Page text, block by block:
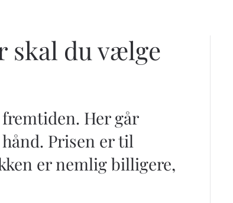
skal du vælge
Her går
Prisen er til
er nemlig billigere,